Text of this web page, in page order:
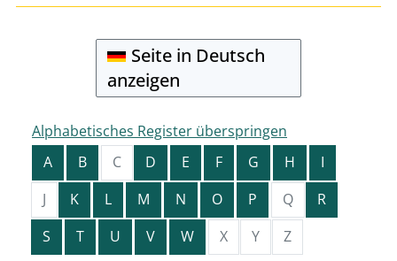
Seite in Deutsch
anzeigen
Alphabetisches Register überspringen
A
B C D E F G H
I
J
K L M N O P Q
R
S
T U V W X Y Z